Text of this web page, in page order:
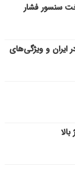
سنسور فشار
ایران و ویژگی‌های